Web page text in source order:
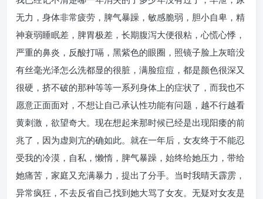
无力，身体非常疲劳，脾气暴躁，敏感脆弱，胆小自卑，精
神衰弱睡眠差，脾胃极差，长期腹泻大便很粘，心慌心悸，
严重的鼻炎，反酸打嗝，黑紫色的眼圈，照镜子脸上灰暗没
有丝毫光泽怎么洗都显的很脏，满脸痘痘，都是颜色很深又
很硬，挤不破的那种等等一系列身体上的症状了，而我也不
愿意正面面对，不想让自己承认性功能有问题，越不行越看
黄刺激，欲望奇大。现在想起来那时候已经是出现阳痿的前
兆了，因为虚则亢的确如此。就在一年后，女友终于不能忍
受我的冷漠，自私，懒惰，脾气暴躁，始终给她压力，带给
她痛苦，家庭又充满暴力，提出了分手。当时我晴天霹雳，
异常疯狂，不去反省自己找到她大骂了女友。无疑对女友是